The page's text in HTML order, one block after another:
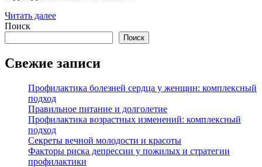
Читать далее
Поиск
Поиск
Свежие записи
Профилактика болезней сердца у женщин: комплексный
подход
Правильное питание и долголетие
Профилактика возрастных изменений: комплексный
подход
Секреты вечной молодости и красоты
Факторы риска депрессии у пожилых и стратегии
профилактики